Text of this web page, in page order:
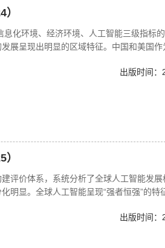
化环境、经济环境、人工智能三级指标
展呈现出明显的区域特征。中国和美国作
，发展中国家整体发展仍较滞后。不同国
，形成了各具特色的人工智能发展路径。
出版时间：
评价体系，系统分析了全球人工智能发展
明显。全球人工智能呈现“强者恒强”的特
其、南非、埃及等国在技术研发、信息化
续扩大。全球人工智能发展仍由发达国家
出版时间：